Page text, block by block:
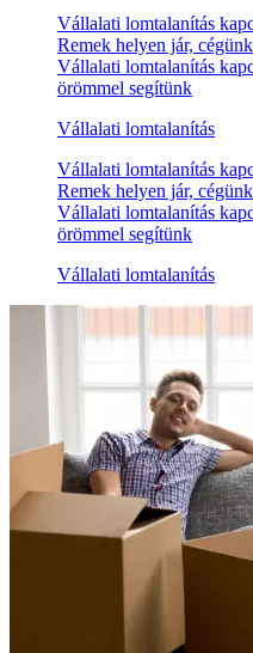
Vállalati lomtalanítás
Remek helyen jár,
Vállalati lomtalanítás
örömmel segítünk
Vállalati lomtalanítás
Vállalati lomtalanítás
Remek helyen jár,
Vállalati lomtalanítás
örömmel segítünk
Vállalati lomtalanítás